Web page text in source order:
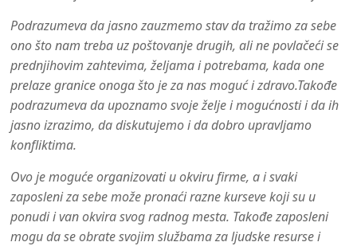
Podrazumeva da jasno zauzmemo stav da tražimo za sebe
ono što nam treba uz poštovanje drugih, ali ne povlačeći se
prednjihovim zahtevima, željama i potrebama, kada one
prelaze granice onoga što je za nas moguć i zdravo.Takođe
podrazumeva da upoznamo svoje želje i mogućnosti i da ih
jasno izrazimo, da diskutujemo i da dobro upravljamo
konfliktima.
Ovo je moguće organizovati u okviru firme, a i svaki
zaposleni za sebe može pronaći razne kurseve koji su u
ponudi i van okvira svog radnog mesta. Takođe zaposleni
mogu da se obrate svojim službama za ljudske resurse i